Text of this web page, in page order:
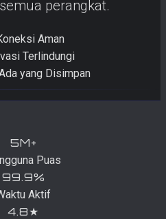
perangkat.
Aman
Terlindungi
yang Disimpan
5M+
Puas
99.9%
Aktif
4.8★